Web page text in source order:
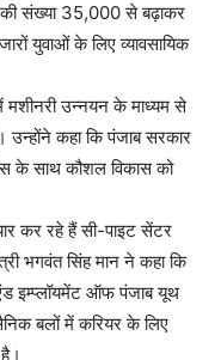
की संख्या 35,000 से बढ़ाकर
युवाओं के लिए व्यावसायिक
उन्नयन के माध्यम से
उन्होंने कहा कि पंजाब सरकार
के साथ कौशल विकास को
कर रहे हैं सी-पाइट सेंटर
भगवंत सिंह मान ने कहा कि
इम्प्लॉयमेंट ऑफ पंजाब यूथ
बलों में करियर के लिए